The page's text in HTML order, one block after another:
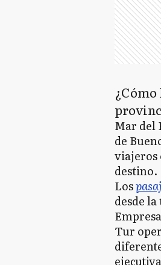
Mar del
de
viajeros
destino.
Los
desde
Tur